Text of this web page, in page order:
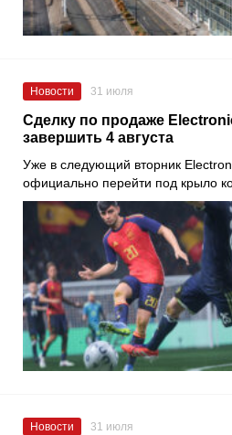
Новости 31 июля
Сделку по продаже
завершить 4 августа
Уже в следующий вторник
официально перейти под крыло
Новости 31 июля